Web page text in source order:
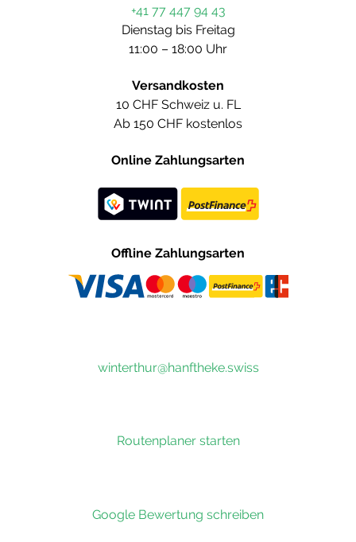
+41 77 447 94 43
Dienstag bis Freitag
11:00 – 18:00 Uhr
Versandkosten
10 CHF Schweiz u. FL
Ab 150 CHF kostenlos
Online Zahlungsarten
Offline Zahlungsarten
winterthur@hanftheke.swiss
Routenplaner starten
Google Bewertung schreiben